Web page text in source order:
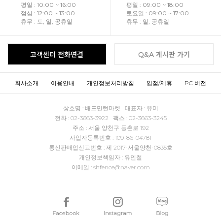
평일 : 10:00 ~ 16:00
점심 : 12:00 ~ 13:00
휴무 : 토, 일, 공휴일
평일 : 09:00 ~ 18:00
토요일 : 09:00 ~ 17:00
휴무 : 일, 공휴일
고객센터 전화연결 Q&A 게시판 가기
회사소개 이용안내 개인정보처리방침 입점/제휴 PC 버전
상호명 : 배드민턴마켓 대표자 : 유미
전화 : 02-3663-3922 팩스 : 02-3663-3245
주소 : 서울 양천구 등촌로 192
사업자등록번호 : 109-86-04781
통신판매업신고번호 : 제 2017-서울양천-0835호
개인정보책임자 : 유인철
이메일 : shfence@naver.com